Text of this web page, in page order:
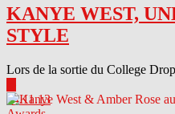
KANYE WEST,
STYLE
Lors de la sortie du College
04.11.13